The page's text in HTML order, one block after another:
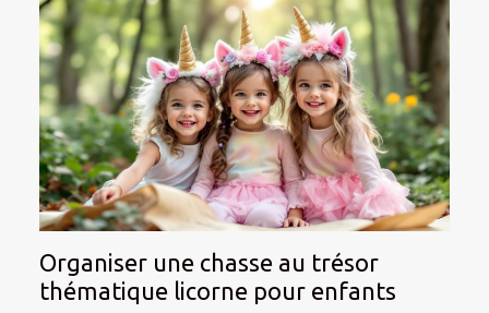
Organiser une chasse au trésor
thématique licorne pour enfants